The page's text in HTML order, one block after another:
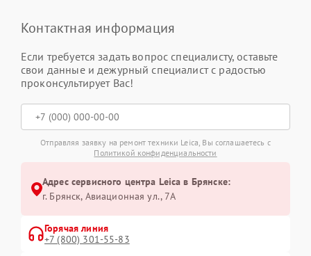
Контактная информация
Если требуется задать вопрос специалисту, оставьте
свои данные и дежурный специалист с радостью
проконсультирует Вас!
Отправляя заявку на ремонт техники Leica, Вы соглашаетесь с
Политикой конфиденциальности
Адрес сервисного центра Leica в Брянске:
г. Брянск, Авиационная ул., 7А
Горячая линия
+7 (800) 301-55-83